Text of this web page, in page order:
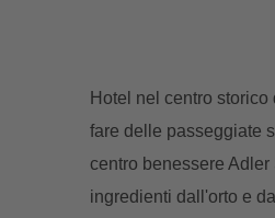
Hotel nel centro
fare delle passeggiate
centro benessere
ingredienti dall'orto e